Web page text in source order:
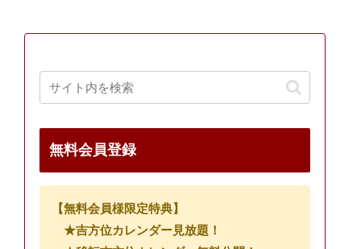
無料会員登録
【無料会員様限定特典】
★吉方位カレンダー見放題！